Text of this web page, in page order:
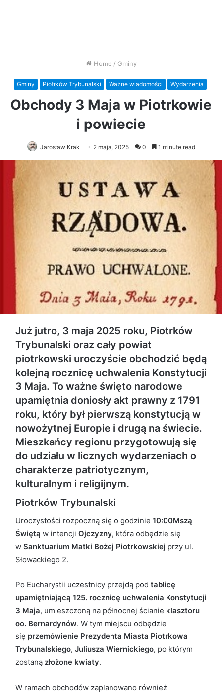
Home / Gminy
Gminy Piotrków Trybunalski Ważne wiadomości Wydarzenia
Obchody 3 Maja w Piotrkowie
i powiecie
Jarosław Krak 2 maja, 2025 0 1 minute read
Już jutro, 3 maja 2025 roku, Piotrków
Trybunalski oraz cały powiat
piotrkowski uroczyście obchodzić będą
kolejną rocznicę uchwalenia Konstytucji
3 Maja. To ważne święto narodowe
upamiętnia doniosły akt prawny z 1791
roku, który był pierwszą konstytucją w
nowożytnej Europie i drugą na świecie.
Mieszkańcy regionu przygotowują się
do udziału w licznych wydarzeniach o
charakterze patriotycznym,
kulturalnym i religijnym.
Piotrków Trybunalski
Uroczystości rozpoczną się o godzinie 10:00Mszą
Świętą w intencji Ojczyzny, która odbędzie się
w Sanktuarium Matki Bożej Piotrkowskiej przy ul.
Słowackiego 2.
Po Eucharystii uczestnicy przejdą pod tablicę
upamiętniającą 125. rocznicę uchwalenia Konstytucji
3 Maja, umieszczoną na północnej ścianie klasztoru
oo. Bernardynów. W tym miejscu odbędzie
się przemówienie Prezydenta Miasta Piotrkowa
Trybunalskiego, Juliusza Wiernickiego, po którym
zostaną złożone kwiaty.
W ramach obchodów zaplanowano również